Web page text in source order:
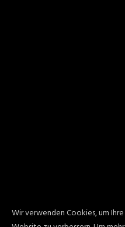
Wir verwenden Cookies, um